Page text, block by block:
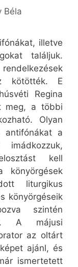
Béla
illetve
találjuk.
kötötték. E
Regina
meg, a többi
Olyan
antifónákat a
kell
könyörgések
liturgikus
könyörgéseik
szintén
A májusi
az oltárt
ajánl, és
ismertetett